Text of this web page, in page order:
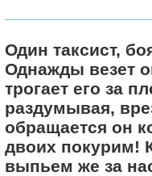
Один таксист,
Однажды везет
трогает его за
раздумывая,
обращается он
двоих покурим!
выпьем же за